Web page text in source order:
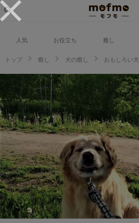
人気 お役立ち 癒し
トップ 癒し 犬の癒し
おもしろい犬
話題♪【バズ部】